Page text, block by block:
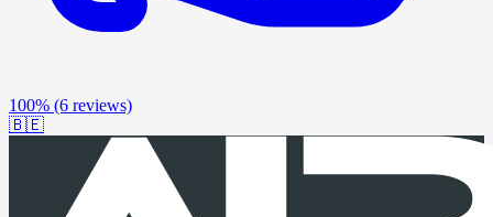
100% (6 reviews)
🇧🇪